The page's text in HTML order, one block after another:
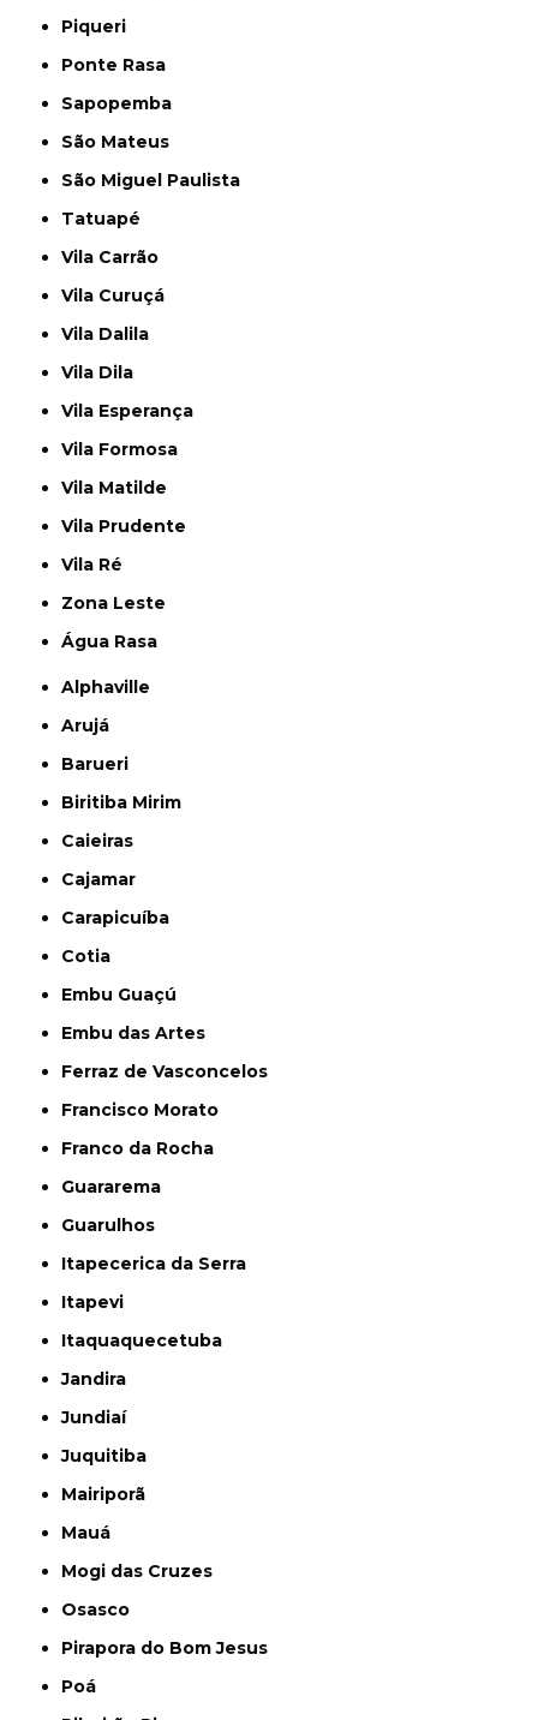
Piqueri
Ponte Rasa
Sapopemba
São Mateus
São Miguel Paulista
Tatuapé
Vila Carrão
Vila Curuçá
Vila Dalila
Vila Dila
Vila Esperança
Vila Formosa
Vila Matilde
Vila Prudente
Vila Ré
Zona Leste
Água Rasa
Alphaville
Arujá
Barueri
Biritiba Mirim
Caieiras
Cajamar
Carapicuíba
Cotia
Embu Guaçú
Embu das Artes
Ferraz de Vasconcelos
Francisco Morato
Franco da Rocha
Guararema
Guarulhos
Itapecerica da Serra
Itapevi
Itaquaquecetuba
Jandira
Jundiaí
Juquitiba
Mairiporã
Mauá
Mogi das Cruzes
Osasco
Pirapora do Bom Jesus
Poá